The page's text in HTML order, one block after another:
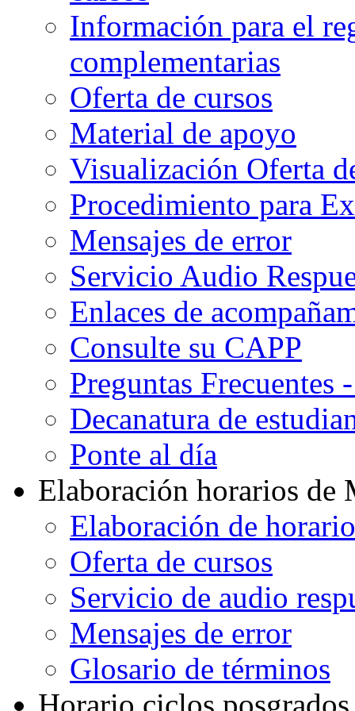
Información para el
complementarias
Oferta de cursos
Material de apoyo
Visualización Oferta
Procedimiento para
Mensajes de error
Servicio Audio
Enlaces de
Consulte su CAPP
Preguntas Frecuentes
Decanatura de
Ponte al día
Elaboración horarios de
Elaboración de
Oferta de cursos
Servicio de audio
Mensajes de error
Glosario de términos